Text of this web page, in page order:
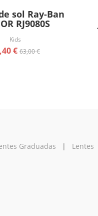
sol Ray-Ban
RJ9080S
Kids
€63,00 €
Graduadas | Lentes